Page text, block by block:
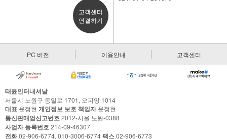
고객센터
연결하기
PC 버전 이용안내 고객센터
태윤인터내셔날
서울시 노원구 동일로 1701, 오피앙 1014
대표 윤정현 개인정보 보호 책임자윤정현
통신판매업신고번호2012-서울 노원-0388
사업자 등록번호214-09-46307
전화02-906-6774, 010-3006-6774팩스02-906-6773